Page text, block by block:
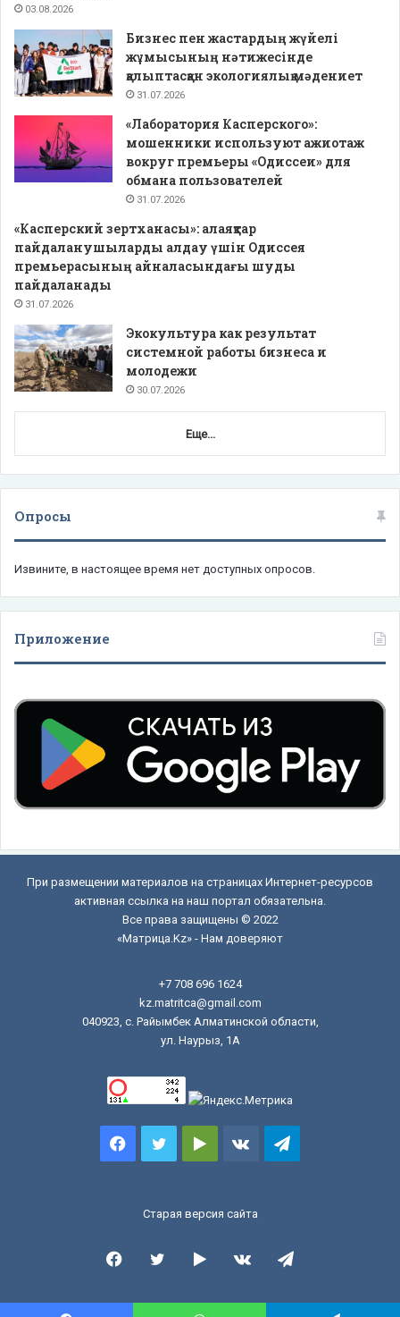
03.08.2026
Бизнес пен жастардың жүйелі
жұмысының нәтижесінде
қалыптасқан экологиялық мәдениет
31.07.2026
«Лаборатория Касперского»:
мошенники используют ажиотаж
вокруг премьеры «Одиссеи» для
обмана пользователей
31.07.2026
«Касперский зертханасы»: алаяқтар
пайдаланушыларды алдау үшін Одиссея
премьерасының айналасындағы шуды
пайдаланады
31.07.2026
Экокультура как результат
системной работы бизнеса и
молодежи
30.07.2026
Еще...
Опросы
Извините, в настоящее время нет доступных опросов.
Приложение
При размещении материалов на страницах Интернет-ресурсов
активная ссылка на наш портал обязательна.
Все права защищены © 2022
«Матрица.Kz» - Нам доверяют
+7 708 696 1624
kz.matritca@gmail.com
040923, с. Райымбек Алматинской области,
ул. Наурыз, 1А
FacebookTwitterGoogle vk.comTelegram
Старая версия сайта
FacebookTwitterGoogle
Play
vk.comTelegram